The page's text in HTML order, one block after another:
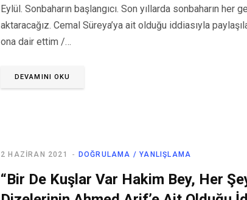
Eylül. Sonbaharın başlangıcı. Son yıllarda sonbaharın her
aktaracağız. Cemal Süreya’ya ait olduğu iddiasıyla
ona dair ettim /…
DEVAMINI OKU
DOĞRULAMA / YANLIŞLAMA
2 HAZIRAN 2021
“Bir De Kuşlar Var Hakim Bey, Her